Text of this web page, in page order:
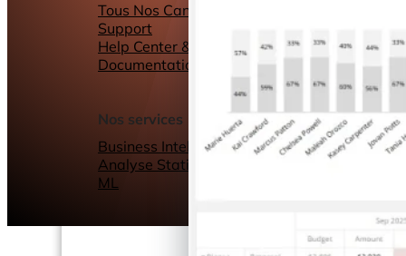
Tous Nos Canaux de
Support
Help Center &
Documentation
Nos services
Business Intelligence
Analyse Statistique &
ML
Connecteurs
Webinars
eBooks